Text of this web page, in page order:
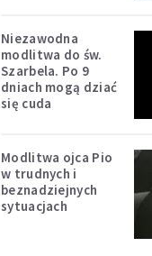
Niezawodna
modlitwa do św.
Szarbela. Po 9
dniach mogą dziać
się cuda
Modlitwa ojca Pio
w trudnych i
beznadziejnych
sytuacjach